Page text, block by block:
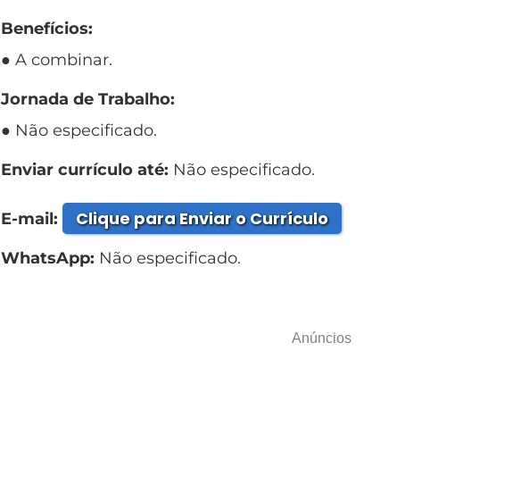
Benefícios:
● A combinar.
Jornada de Trabalho:
● Não especificado.
Enviar currículo até: Não especificado.
E-mail: Clique para Enviar o Currículo
WhatsApp: Não especificado.
Anúncios